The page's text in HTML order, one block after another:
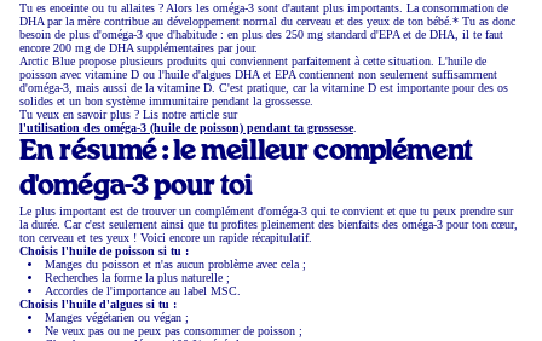
Tu es enceinte ou tu allaites ? Alors les oméga-3 sont d'autant plus importants. La consommation de
DHA par la mère contribue au développement normal du cerveau et des yeux de ton bébé.* Tu as donc
besoin de plus d'oméga-3 que d'habitude : en plus des 250 mg standard d'EPA et de DHA, il te faut
encore 200 mg de DHA supplémentaires par jour.
Arctic Blue propose plusieurs produits qui conviennent parfaitement à cette situation. L'huile de
poisson avec vitamine D ou l'huile d'algues DHA et EPA contiennent non seulement suffisamment
d'oméga-3, mais aussi de la vitamine D. C'est pratique, car la vitamine D est importante pour des os
solides et un bon système immunitaire pendant la grossesse.
Tu veux en savoir plus ? Lis notre article sur
l'utilisation des oméga-3 (huile de poisson) pendant ta grossesse.
En résumé : le meilleur complément
d'oméga-3 pour toi
Le plus important est de trouver un complément d'oméga-3 qui te convient et que tu peux prendre sur
la durée. Car c'est seulement ainsi que tu profites pleinement des bienfaits des oméga-3 pour ton cœur,
ton cerveau et tes yeux ! Voici encore un rapide récapitulatif.
Choisis l'huile de poisson si tu :
Manges du poisson et n'as aucun problème avec cela ;
Recherches la forme la plus naturelle ;
Accordes de l'importance au label MSC.
Choisis l'huile d'algues si tu :
Manges végétarien ou végan ;
Ne veux pas ou ne peux pas consommer de poisson ;